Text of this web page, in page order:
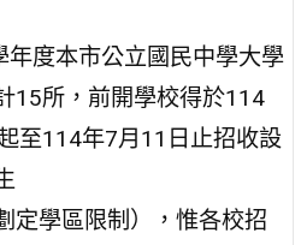
年度本市公立國民中學大學
15所，前開學校得於114
至114年7月11日止招收設
定學區限制），惟各校招